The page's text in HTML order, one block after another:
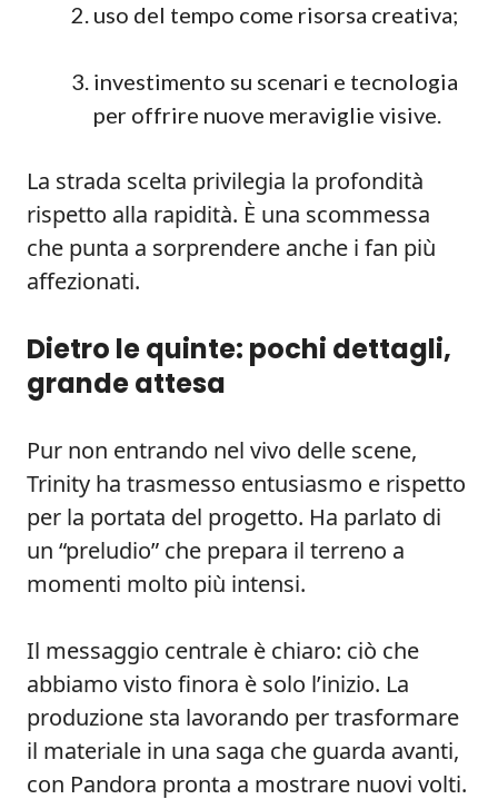
uso del tempo come risorsa creativa;
investimento su scenari e tecnologia
per offrire nuove meraviglie visive.
La strada scelta privilegia la profondità
rispetto alla rapidità. È una scommessa
che punta a sorprendere anche i fan più
affezionati.
Dietro le quinte: pochi dettagli,
grande attesa
Pur non entrando nel vivo delle scene,
Trinity ha trasmesso entusiasmo e rispetto
per la portata del progetto. Ha parlato di
un “preludio” che prepara il terreno a
momenti molto più intensi.
Il messaggio centrale è chiaro: ciò che
abbiamo visto finora è solo l’inizio. La
produzione sta lavorando per trasformare
il materiale in una saga che guarda avanti,
con Pandora pronta a mostrare nuovi volti.